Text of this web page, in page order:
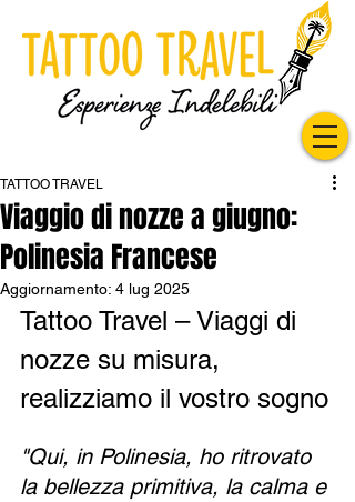
Viaggio di nozze a giugno:
Polinesia Francese
TATTOO TRAVEL
Aggiornamento: 4 lug 2025
Tattoo Travel – Viaggi di
nozze su misura,
realizziamo il vostro sogno
"Qui, in Polinesia, ho ritrovato
la bellezza primitiva, la calma e